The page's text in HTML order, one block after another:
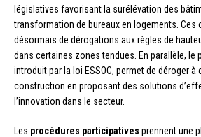
législatives favorisant la surélévation des
transformation de bureaux en logements. Ces
désormais de dérogations aux règles de
dans certaines zones tendues. En parallèle, le
introduit par la loi ESSOC, permet de déroger à
construction en proposant des solutions
l’innovation dans le secteur.
Les procédures participatives prennent une